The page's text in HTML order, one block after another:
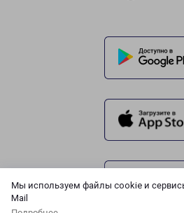
Мы используем файлы cookie и
Mail